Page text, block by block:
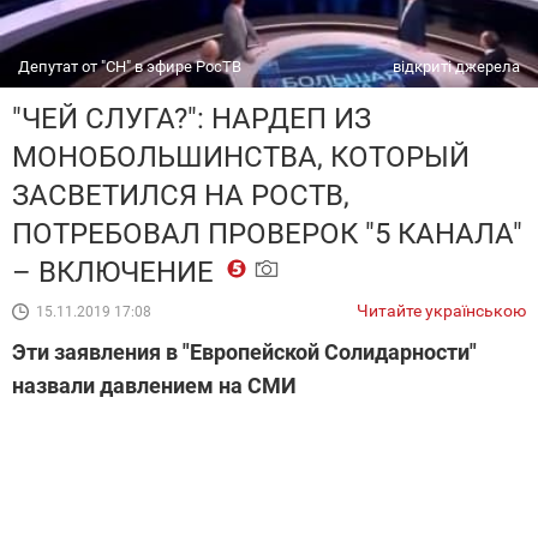
Депутат от "СН" в эфире РосТВ відкриті джерела
"ЧЕЙ СЛУГА?": НАРДЕП ИЗ
МОНОБОЛЬШИНСТВА, КОТОРЫЙ
ЗАСВЕТИЛСЯ НА РОСТВ,
ПОТРЕБОВАЛ ПРОВЕРОК "5 КАНАЛА"
– ВКЛЮЧЕНИЕ
15.11.2019 17:08 Читайте українською
Эти заявления в "Европейской Солидарности"
назвали давлением на СМИ